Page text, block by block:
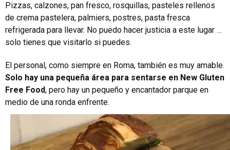
Pizzas, calzones, pan fresco, rosquillas, pasteles rellenos
de crema pastelera, palmiers, postres, pasta fresca
refrigerada para llevar. No puedo hacer justicia a este lugar …
solo tienes que visitarlo si puedes.
El personal, como siempre en Roma, también es muy amable.
Solo hay una pequeña área para sentarse en New Gluten
Free Food, pero hay un pequeño y encantador parque en
medio de una ronda enfrente.